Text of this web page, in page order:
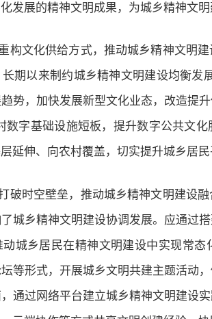
发展的精神文明成果，为城乡精神文明
构文化供给方式，推动城乡精神文明
期以来制约城乡精神文明建设均衡发
势，加快发展新型文化业态，改造提
数字基础设施短板，提升数字公共文
延伸、向农村覆盖，切实提升城乡居
破时空壁垒，推动城乡精神文明建设
城乡精神文明建设协调发展。应通过
城乡居民在精神文明建设中实现常
等形式，开展城乡文明共建主题活动
通过网络平台建立城乡精神文明建设